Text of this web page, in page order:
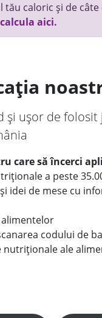
tău caloric și de
aici.
și ușor de
care să încerci
a peste
idei de mese cu
alimentelor
codului de
ale